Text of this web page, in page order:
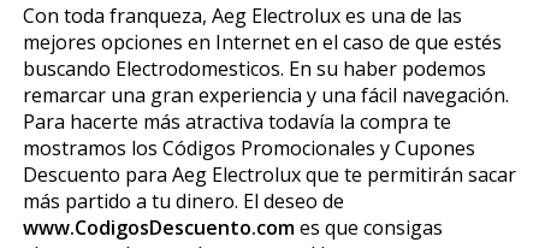
Con toda franqueza, Aeg Electrolux es una de las
mejores opciones en Internet en el caso de que estés
buscando Electrodomesticos. En su haber podemos
remarcar una gran experiencia y una fácil navegación.
Para hacerte más atractiva todavía la compra te
mostramos los Códigos Promocionales y Cupones
Descuento para Aeg Electrolux que te permitirán sacar
más partido a tu dinero. El deseo de
www.CodigosDescuento.comes que consigas